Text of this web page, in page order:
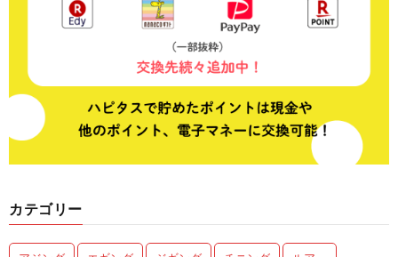
カテゴリー